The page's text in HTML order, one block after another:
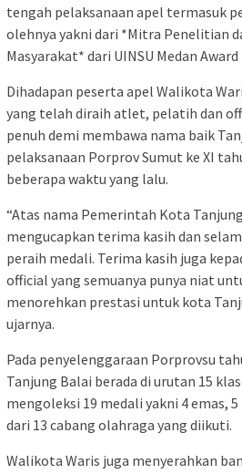
tengah pelaksanaan apel termasuk
olehnya yakni dari *Mitra Penelitian
Masyarakat* dari UINSU Medan Award
Dihadapan peserta apel Walikota
yang telah diraih atlet, pelatih dan
penuh demi membawa nama baik
pelaksanaan Porprov Sumut ke XI
beberapa waktu yang lalu.
“Atas nama Pemerintah Kota
mengucapkan terima kasih dan
peraih medali. Terima kasih juga
official yang semuanya punya niat
menorehkan prestasi untuk kota
ujarnya.
Pada penyelenggaraan Porprovsu
Tanjung Balai berada di urutan 15
mengoleksi 19 medali yakni 4 emas,
dari 13 cabang olahraga yang diikuti.
Walikota Waris juga menyerahkan